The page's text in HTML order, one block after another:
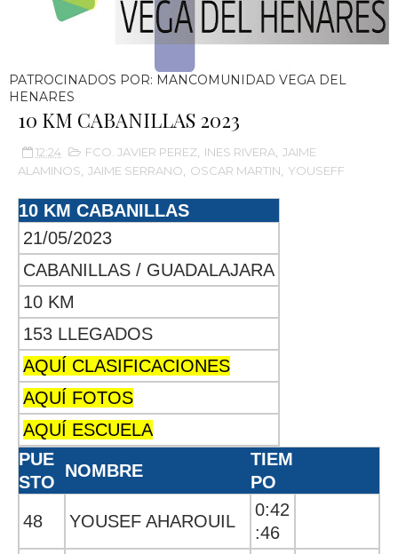
PATROCINADOS POR: MANCOMUNIDAD VEGA DEL
HENARES
10 KM CABANILLAS 2023
12:24 FCO. JAVIER PEREZ INES RIVERA JAIME
ALAMINOS JAIME SERRANO OSCAR MARTIN YOUSEFF
10 KM CABANILLAS
21/05/2023
CABANILLAS / GUADALAJARA
10 KM
153 LLEGADOS
AQUÍ CLASIFICACIONES
AQUÍ FOTOS
AQUÍ ESCUELA
PUE
STO
NOMBRE
TIEM
PO
48
YOUSEF AHAROUIL
0:42
:46